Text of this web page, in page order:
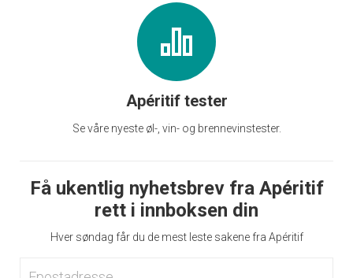
Apéritif tester
Se våre nyeste øl-, vin- og brennevinstester.
Få ukentlig nyhetsbrev fra Apéritif
rett i innboksen din
Hver søndag får du de mest leste sakene fra Apéritif